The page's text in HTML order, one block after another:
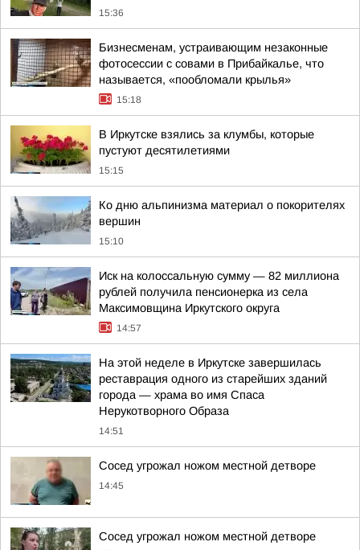
15:36
Бизнесменам, устраивающим незаконные
фотосессии с совами в Прибайкалье, что
называется, «пообломали крылья»
15:18
В Иркутске взялись за клумбы, которые
пустуют десятилетиями
15:15
Ко дню альпинизма материал о покорителях
вершин
15:10
Иск на колоссальную сумму — 82 миллиона
рублей получила пенсионерка из села
Максимовщина Иркутского округа
14:57
На этой неделе в Иркутске завершилась
реставрация одного из старейших зданий
города — храма во имя Спаса
Нерукотворного Образа
14:51
Сосед угрожал ножом местной детворе
14:45
Сосед угрожал ножом местной детворе